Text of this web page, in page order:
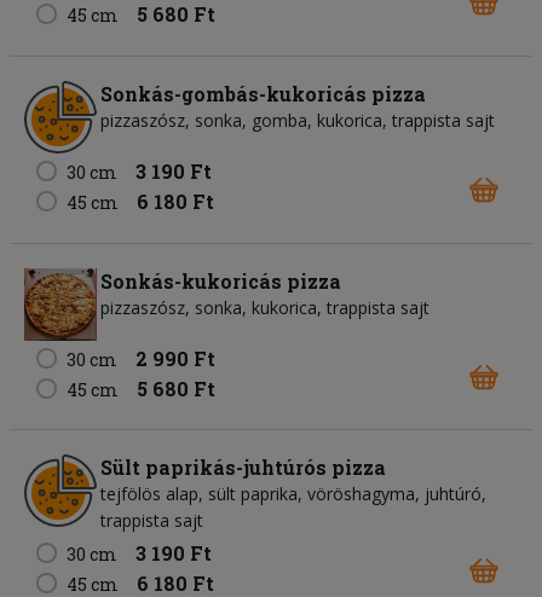
45 cm 5 680 Ft
Sonkás-gombás-kukoricás pizza
pizzaszósz, sonka, gomba, kukorica, trappista sajt
30 cm 3 190 Ft
45 cm 6 180 Ft
Sonkás-kukoricás pizza
pizzaszósz, sonka, kukorica, trappista sajt
30 cm 2 990 Ft
45 cm 5 680 Ft
Sült paprikás-juhtúrós pizza
tejfölös alap, sült paprika, vöröshagyma, juhtúró,
trappista sajt
30 cm
3 190 Ft
45 cm 6 180 Ft